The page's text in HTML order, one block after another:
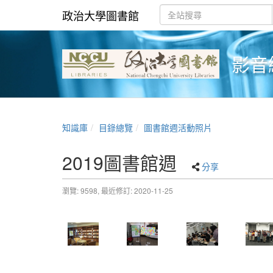
政治大學圖書館
影
知識庫 目錄總覽 圖書館週活動照片
2019圖書館週 分享
瀏覽: 9598, 最近修訂: 2020-11-25